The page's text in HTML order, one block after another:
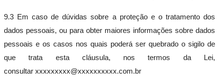
9.3 Em caso de dúvidas sobre a proteção e o tratamento dos
dados pessoais, ou para obter maiores informações sobre dados
pessoais e os casos nos quais poderá ser quebrado o sigilo de
que trata esta cláusula, nos termos da Lei,
consultar xxxxxxxxx@xxxxxxxxxx.com.br